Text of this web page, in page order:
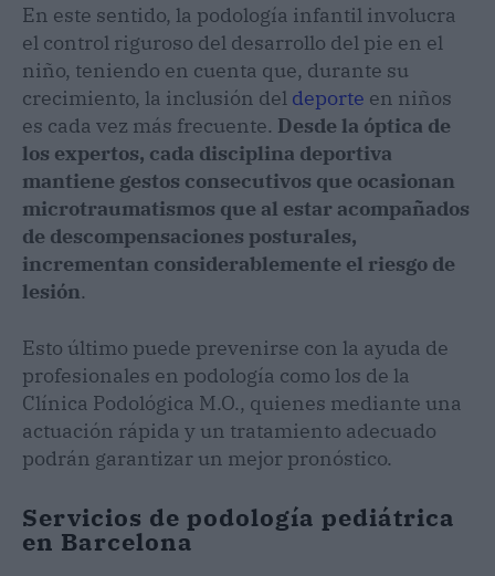
En este sentido, la podología infantil involucra
el control riguroso del desarrollo del pie en el
niño, teniendo en cuenta que, durante su
crecimiento, la inclusión del deporte en niños
es cada vez más frecuente. Desde la óptica de
los expertos, cada disciplina deportiva
mantiene gestos consecutivos que ocasionan
microtraumatismos que al estar acompañados
de descompensaciones posturales,
incrementan considerablemente el riesgo de
lesión.
Esto último puede prevenirse con la ayuda de
profesionales en podología como los de la
Clínica Podológica M.O., quienes mediante una
actuación rápida y un tratamiento adecuado
podrán garantizar un mejor pronóstico.
Servicios de podología pediátrica
en Barcelona